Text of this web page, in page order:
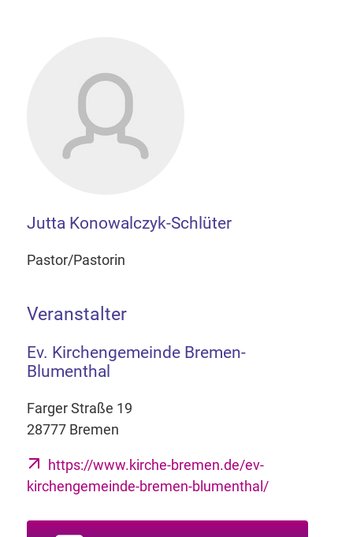
Jutta Konowalczyk-Schlüter
Pastor/Pastorin
Veranstalter
Ev. Kirchengemeinde Bremen-
Blumenthal
Farger Straße 19
28777 Bremen
https://www.kirche-bremen.de/ev-
kirchengemeinde-bremen-blumenthal/